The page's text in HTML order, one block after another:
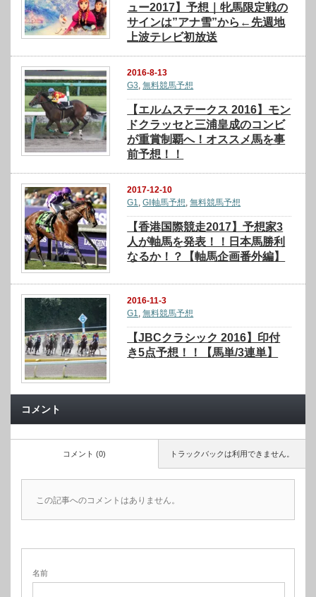
ュー2017】予想｜牝馬限定戦の
サインは”アナ雪”から←先週地
上波テレビ初放送
2016-8-13
G3,無料競馬予想
【エルムステークス 2016】モン
ドクラッセと三浦皇成のコンビ
が重賞制覇へ！オススメ馬を事
前予想！！
2017-12-10
G1,GⅠ軸馬予想,無料競馬予想
【香港国際競走2017】予想家3
人が軸馬を発表！！日本馬勝利
なるか！？【軸馬企画番外編】
2016-11-3
G1,無料競馬予想
【JBCクラシック 2016】印付
き5点予想！！【馬単/3連単】
コメント
トラックバックは利用できません。
コメント (0)
この記事へのコメントはありません。
名前